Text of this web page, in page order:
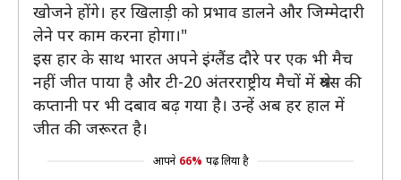
खोजने होंगे। हर खिलाड़ी को प्रभाव डालने और जिम्मेदारी
लेने पर काम करना होगा।"
इस हार के साथ भारत अपने इंग्लैंड दौरे पर एक भी मैच
नहीं जीत पाया है और टी-20 अंतरराष्ट्रीय मैचों में श्रेयस की
कप्तानी पर भी दबाव बढ़ गया है। उन्हें अब हर हाल में
जीत की जरूरत है।
आपने 66% पढ़ लिया है